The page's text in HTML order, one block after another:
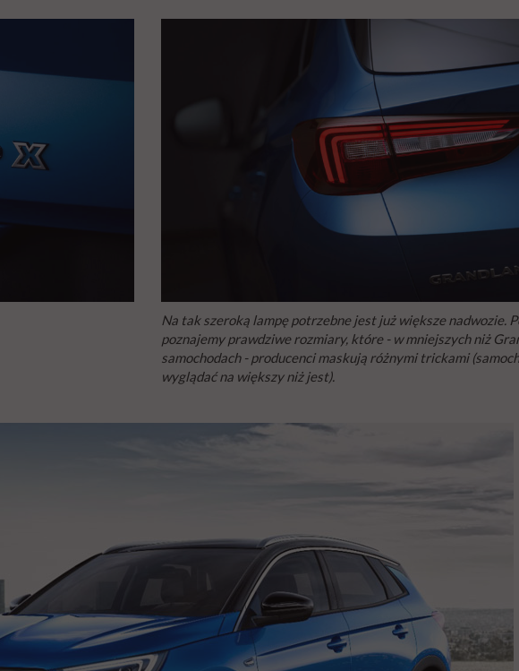
Na tak szeroką lampę potrzebne jest już większe nadwozie.
poznajemy prawdziwe rozmiary, które - w mniejszych niż
samochodach - producenci maskują różnymi trickami
wyglądać na większy niż jest).